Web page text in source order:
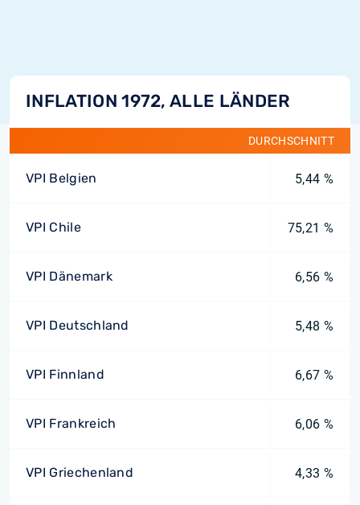
INFLATION 1972, ALLE LÄNDER
DURCHSCHNITT
VPI Belgien 5,44 %
VPI Chile 75,21 %
VPI Dänemark 6,56 %
VPI Deutschland 5,48 %
VPI Finnland 6,67 %
VPI Frankreich 6,06 %
VPI Griechenland 4,33 %